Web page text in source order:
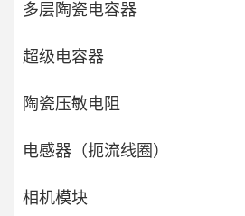
多层陶瓷电容器
超级电容器
陶瓷压敏电阻
电感器（扼流线圈）
相机模块